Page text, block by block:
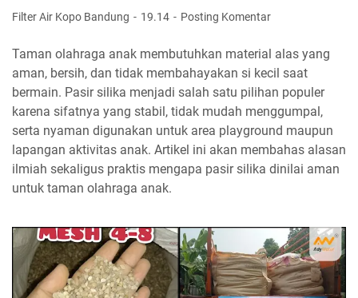
Filter Air Kopo Bandung 19.14 Posting Komentar
Taman olahraga anak membutuhkan material alas yang
aman, bersih, dan tidak membahayakan si kecil saat
bermain. Pasir silika menjadi salah satu pilihan populer
karena sifatnya yang stabil, tidak mudah menggumpal,
serta nyaman digunakan untuk area playground maupun
lapangan aktivitas anak. Artikel ini akan membahas alasan
ilmiah sekaligus praktis mengapa pasir silika dinilai aman
untuk taman olahraga anak.